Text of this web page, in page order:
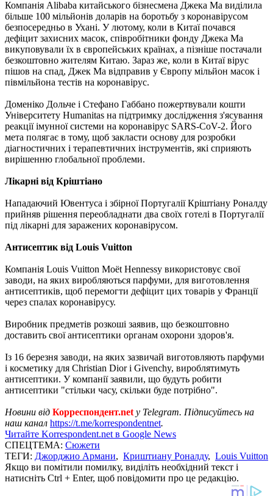
Компанія Alibaba китайського бізнесмена Джека Ма виділила
більше 100 мільйонів доларів на боротьбу з коронавірусом
безпосередньо в Ухані. У лютому, коли в Китаї почався
дефіцит захисних масок, співробітники фонду Джека Ма
викуповували їх в європейських країнах, а пізніше постачали
безкоштовно жителям Китаю. Зараз же, коли в Китаї вірус
пішов на спад, Джек Ма відправив у Європу мільйон масок і
півмільйона тестів на коронавірус.
Доменіко Дольче і Стефано Габбано пожертвували кошти
Університету Humanitas на підтримку дослідження з'ясування
реакції імунної системи на коронавірус SARS-CoV-2. Його
мета полягає в тому, щоб закласти основу для розробки
діагностичних і терапевтичних інструментів, які сприяють
вирішенню глобальної проблеми.
Лікарні від Кріштіано
Нападаючий Ювентуса і збірної Португалії Кріштіану Роналду
прийняв рішення переобладнати два своїх готелі в Португалії
під лікарні для заражених коронавірусом.
Антисептик від Louis Vuitton
Компанія Louis Vuitton Moët Hennessy використовує свої
заводи, на яких виробляються парфуми, для виготовлення
антисептиків, щоб перемогти дефіцит цих товарів у Франції
через спалах коронавірусу.
Виробник предметів розкоші заявив, що безкоштовно
доставить свої антисептики органам охорони здоров'я.
Із 16 березня заводи, на яких зазвичай виготовляють парфуми
і косметику для Christian Dior і Givenchy, вироблятимуть
антисептики. У компанії заявили, що будуть робити
антисептики "стільки часу, скільки буде потрібно".
Новини від Корреспондент.net у Telegram. Підписуйтесь на
наш канал https://t.me/korrespondentnet.
Читайте Korrespondent.net в Google News
СПЕЦТЕМА: Сюжети
ТЕГИ: Джорджио Армани, Криштиану Роналду, Louis Vuitton
Якщо ви помітили помилку, виділіть необхідний текст і
натисніть Ctrl + Enter, щоб повідомити про це редакцію.